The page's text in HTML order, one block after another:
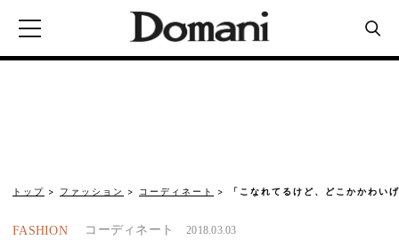
トップ ファッション コーディネート 「こなれてるけど、どこかかわい
FASHION コーディネート 2018.03.03